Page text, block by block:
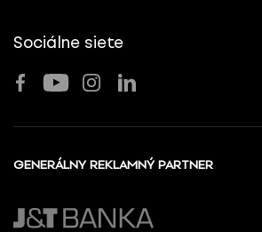
Sociálne siete
GENERÁLNY REKLAMNÝ PARTNER